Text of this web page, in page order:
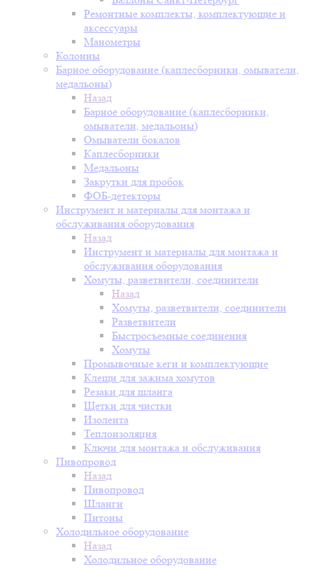
Ремонтные комплекты, комплектующие и
аксессуары
Манометры
Колонны
Барное оборудование (каплесборники, омыватели,
медальоны)
Назад
Барное оборудование (каплесборники,
омыватели, медальоны)
Омыватели бокалов
Каплесборники
Медальоны
Закрутки для пробок
ФОБ-детекторы
Инструмент и материалы для монтажа и
обслуживания оборудования
Назад
Инструмент и материалы для монтажа и
обслуживания оборудования
Хомуты, разветвители, соединители
Назад
Хомуты, разветвители, соединители
Разветвители
Быстросъемные соединения
Хомуты
Промывочные кеги и комплектующие
Клещи для зажима хомутов
Резаки для шланга
Щетки для чистки
Изолента
Теплоизоляция
Ключи для монтажа и обслуживания
Пивопровод
Назад
Пивопровод
Шланги
Питоны
Холодильное оборудование
Назад
Холодильное оборудование